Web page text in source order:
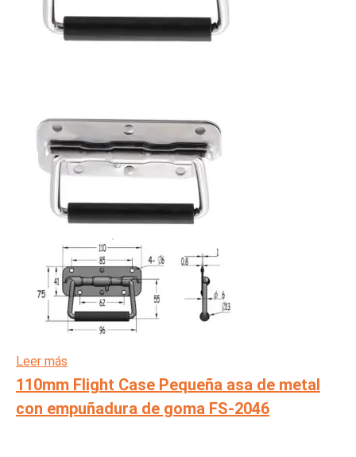
Leer más
110mm Flight Case Pequeña asa de metal
con empuñadura de goma FS-2046